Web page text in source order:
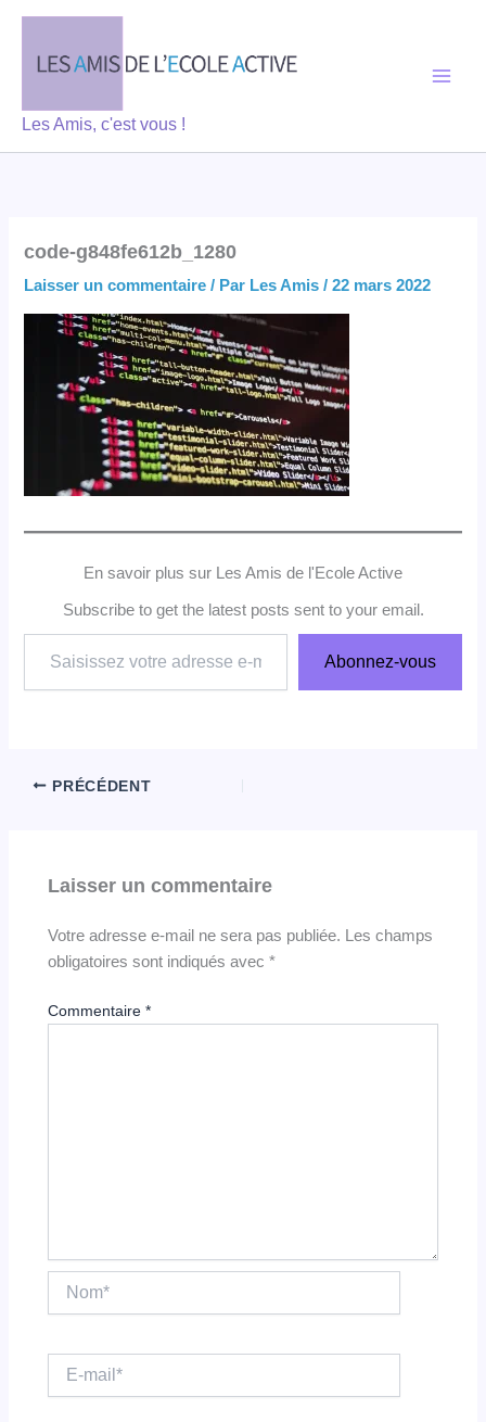
contenu
Les Amis, c'est vous !
code-g848fe612b_1280
Laisser un commentaire / Par Les Amis/22 mars 2022
En savoir plus sur Les Amis de l'Ecole Active
Subscribe to get the latest posts sent to your email.
votre
adresse
Abonnez-vous
PRÉCÉDENT
Laisser un commentaire
Votre adresse e-mail ne sera pas publiée. Les champs
obligatoires sont indiqués avec*
Commentaire*
Nom*
mail*